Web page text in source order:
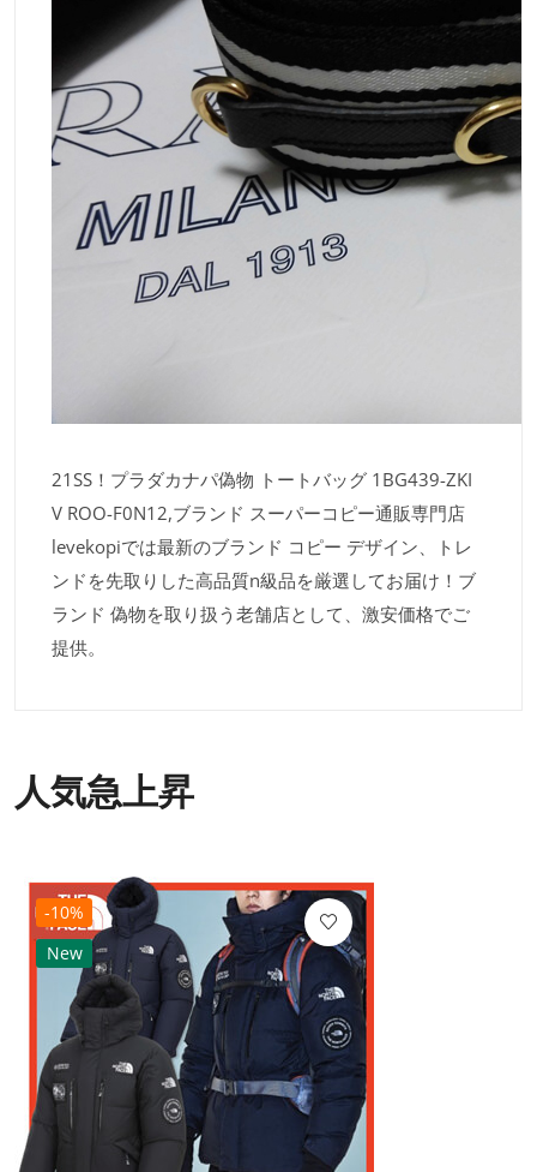
21SS！プラダカナパ偽物 トートバッグ 1BG439-ZKI
V ROO-F0N12,ブランド スーパーコピー通販専門店
levekopiでは最新のブランド コピー デザイン、トレ
ンドを先取りした高品質n級品を厳選してお届け！ブ
ランド 偽物を取り扱う老舗店として、激安価格でご
提供。
人気急上昇
-10%
New